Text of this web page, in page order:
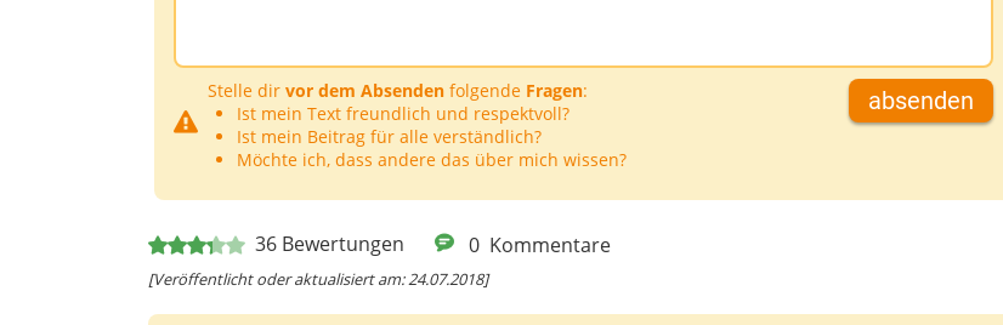
Stelle dir vor dem Absenden folgende Fragen:
Ist mein Text freundlich und respektvoll?
Ist mein Beitrag für alle verständlich?
Möchte ich, dass andere das über mich wissen?
absenden
36 Bewertungen 0 Kommentare
[Veröffentlicht oder aktualisiert am: 24.07.2018]